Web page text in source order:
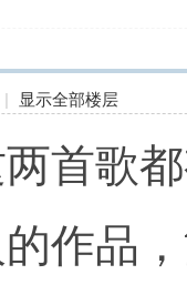
| 显示全部楼层
首歌
作品